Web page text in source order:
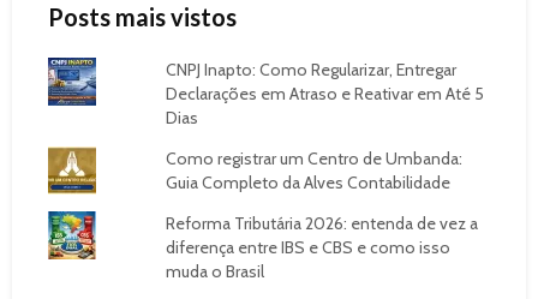
Posts mais vistos
CNPJ Inapto: Como Regularizar, Entregar
Declarações em Atraso e Reativar em Até 5
Dias
Como registrar um Centro de Umbanda:
Guia Completo da Alves Contabilidade
Reforma Tributária 2026: entenda de vez a
diferença entre IBS e CBS e como isso
muda o Brasil